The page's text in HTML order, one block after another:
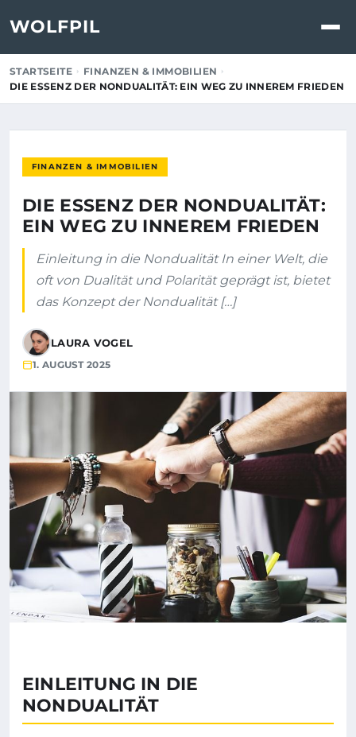
WOLFPIL
STARTSEITE
FINANZEN & IMMOBILIEN
DIE ESSENZ DER NONDUALITÄT: EIN WEG ZU INNEREM FRIEDEN
FINANZEN & IMMOBILIEN
DIE ESSENZ DER NONDUALITÄT:
EIN WEG ZU INNEREM FRIEDEN
Einleitung in die Nondualität In einer Welt, die
oft von Dualität und Polarität geprägt ist, bietet
das Konzept der Nondualität […]
LAURA VOGEL
1. AUGUST 2025
EINLEITUNG IN DIE
NONDUALITÄT